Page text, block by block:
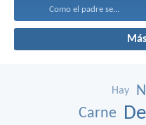
Como el padre se...
Hay
Carne